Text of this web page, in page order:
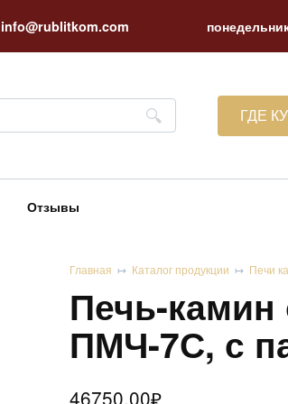
info@rublitkom.com
ГДЕ
Отзывы
Главная Каталог продукции Печи
Печь-камин
ПМЧ-7С, с
46750.00₽